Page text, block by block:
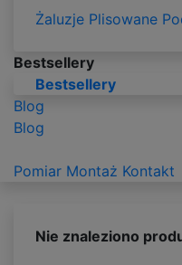
Żaluzje Plisowane
Bestsellery
Bestsellery
Blog
Blog
Pomiar Montaż Kontakt
Nie znaleziono